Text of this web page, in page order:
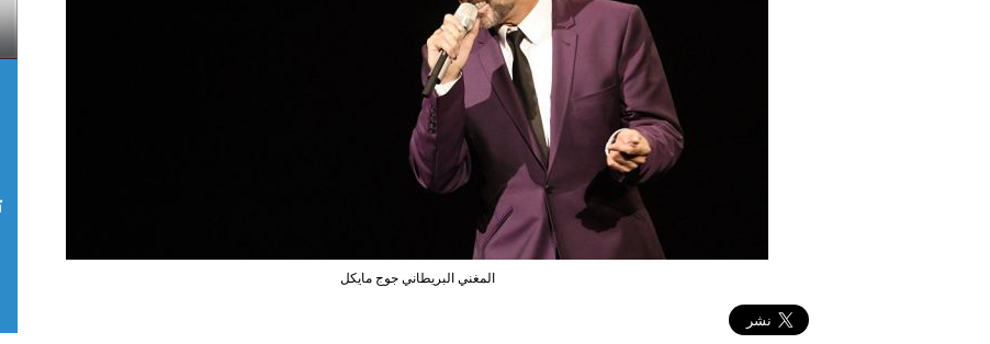
المغني البريطاني جوج مايكل